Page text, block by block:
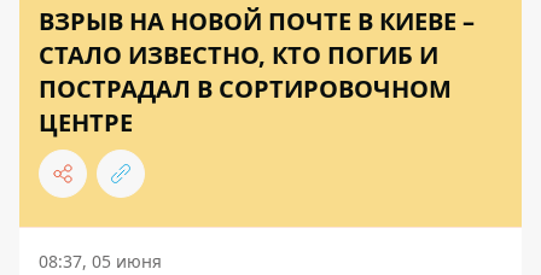
ВЗРЫВ НА НОВОЙ ПОЧТЕ В КИЕВЕ –
СТАЛО ИЗВЕСТНО, КТО ПОГИБ И
ПОСТРАДАЛ В СОРТИРОВОЧНОМ
ЦЕНТРЕ
08:37, 05 июня